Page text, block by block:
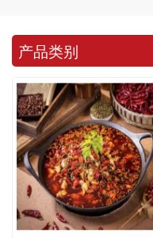
产品类别